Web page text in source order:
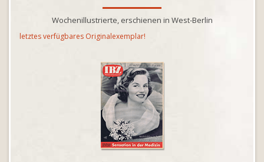
Wochenillustrierte, erschienen in West-Berlin
letztes verfügbares Originalexemplar!